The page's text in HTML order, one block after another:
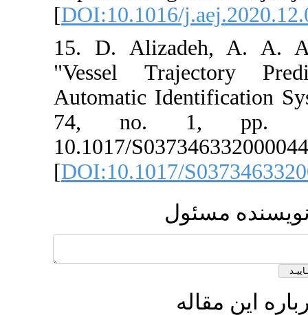
[DOI:10.1016/
15. D.
"Vessel
Automatic
74, no.
10.1017/
[DOI:10.1017/